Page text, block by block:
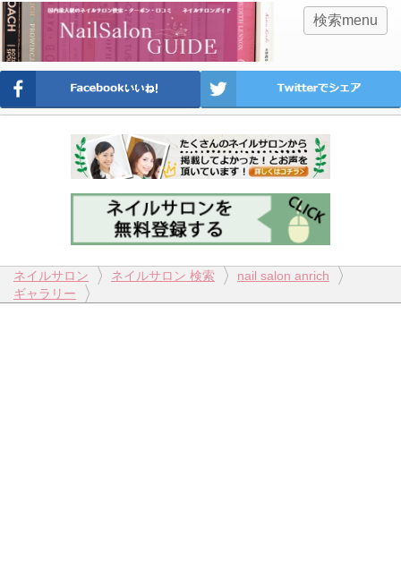
検索menu
ネイルサロン ネイルサロン 検索
nail salon anrich
ギャラリー